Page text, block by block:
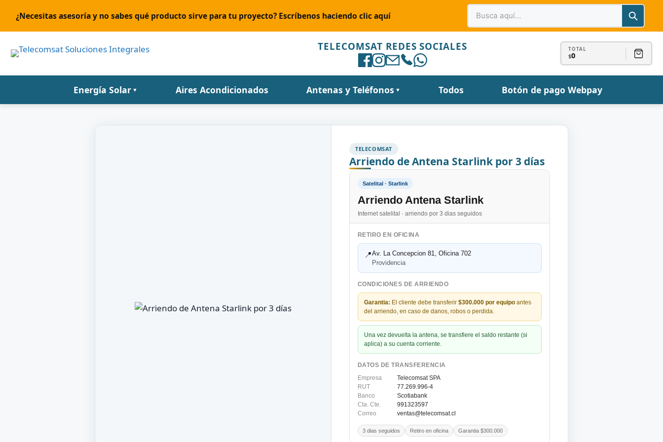
¿Necesitas asesoría y no sabes qué producto sirve para tu proyecto? Escríbenos haciendo clic aquí
TELECOMSAT REDES SOCIALES TOTAL
$0
Energía Solar ▼ Aires Acondicionados Antenas y Teléfonos ▼ Todos Botón de pago Webpay
TELECOMSAT
Arriendo de Antena Starlink por 3 días
Satelital · Starlink
Arriendo Antena Starlink
Internet satelital · arriendo por 3 dias seguidos
RETIRO EN OFICINA
📍Av. La Concepcion 81, Oficina 702
Providencia
CONDICIONES DE ARRIENDO
Garantia: El cliente debe transferir $300.000 por equipo antes
del arriendo, en caso de danos, robos o perdida.
Una vez devuelta la antena, se transfiere el saldo restante (si
aplica) a su cuenta corriente.
DATOS DE TRANSFERENCIA
Empresa
Telecomsat SPA
RUT
77.269.996-4
Banco
Scotiabank
Cta. Cte.
991323597
Correo
ventas@telecomsat.cl
3 dias seguidos Retiro en oficina Garantia $300.000